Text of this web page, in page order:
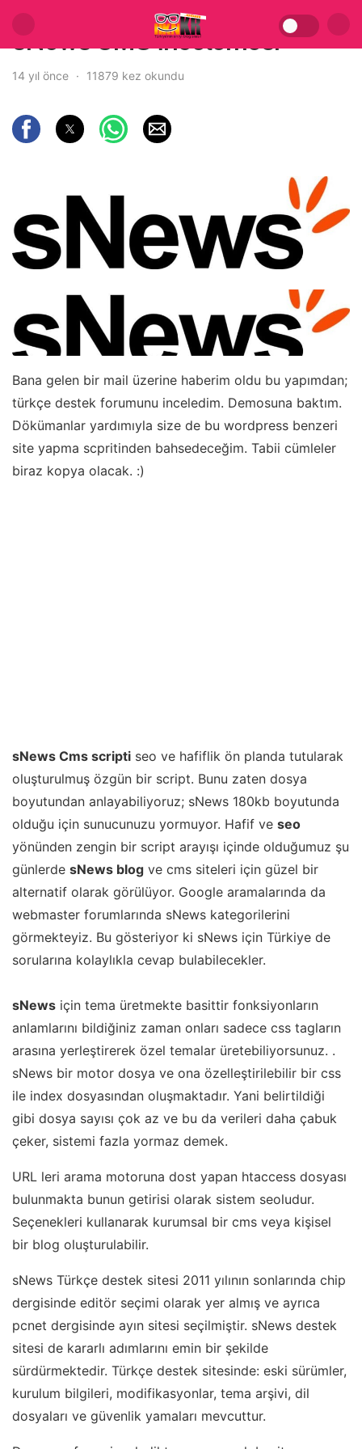
sNews CMS İncelemesi
14 yıl önce 11879 kez okundu
Bana gelen bir mail üzerine haberim oldu bu yapımdan;
türkçe destek forumunu inceledim. Demosuna baktım.
Dökümanlar yardımıyla size de bu wordpress benzeri
site yapma scpritinden bahsedeceğim. Tabii cümleler
biraz kopya olacak. :)
sNews Cms scripti seo ve hafiflik ön planda tutularak
oluşturulmuş özgün bir script. Bunu zaten dosya
boyutundan anlayabiliyoruz; sNews 180kb boyutunda
olduğu için sunucunuzu yormuyor. Hafif ve seo
yönünden zengin bir script arayışı içinde olduğumuz şu
günlerde sNews blog ve cms siteleri için güzel bir
alternatif olarak görülüyor. Google aramalarında da
webmaster forumlarında sNews kategorilerini
görmekteyiz. Bu gösteriyor ki sNews için Türkiye de
sorularına kolaylıkla cevap bulabilecekler.
sNews için tema üretmekte basittir fonksiyonların
anlamlarını bildiğiniz zaman onları sadece css tagların
arasına yerleştirerek özel temalar üretebiliyorsunuz. .
sNews bir motor dosya ve ona özelleştirilebilir bir css
ile index dosyasından oluşmaktadır. Yani belirtildiği
gibi dosya sayısı çok az ve bu da verileri daha çabuk
çeker, sistemi fazla yormaz demek.
URL leri arama motoruna dost yapan htaccess dosyası
bulunmakta bunun getirisi olarak sistem seoludur.
Seçenekleri kullanarak kurumsal bir cms veya kişisel
bir blog oluşturulabilir.
sNews Türkçe destek sitesi 2011 yılının sonlarında chip
dergisinde editör seçimi olarak yer almış ve ayrıca
pcnet dergisinde ayın sitesi seçilmiştir. sNews destek
sitesi de kararlı adımlarını emin bir şekilde
sürdürmektedir. Türkçe destek sitesinde: eski sürümler,
kurulum bilgileri, modifikasyonlar, tema arşivi, dil
dosyaları ve güvenlik yamaları mevcuttur.